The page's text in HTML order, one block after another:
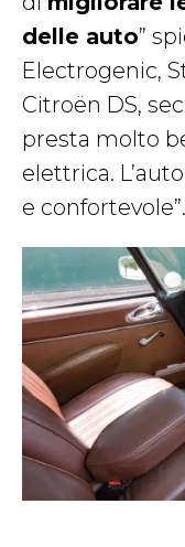
delle auto”
Electrogenic,
Citroën DS,
presta molto
elettrica.
e confortevole”.